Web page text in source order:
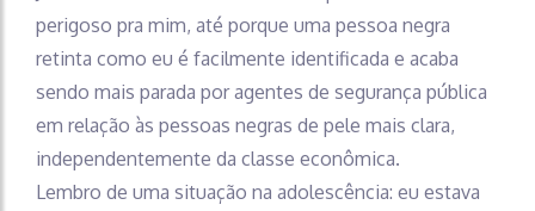
perigoso pra mim, até porque uma pessoa negra
retinta como eu é facilmente identificada e acaba
sendo mais parada por agentes de segurança pública
em relação às pessoas negras de pele mais clara,
independentemente da classe econômica.
Lembro de uma situação na adolescência: eu estava